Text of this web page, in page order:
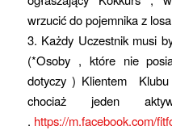
wrzucić do pojemnika z
3. Każdy Uczestnik musi
(*Osoby , które nie
dotyczy ) Klientem
chociaż jeden
. https://m.facebook.com/